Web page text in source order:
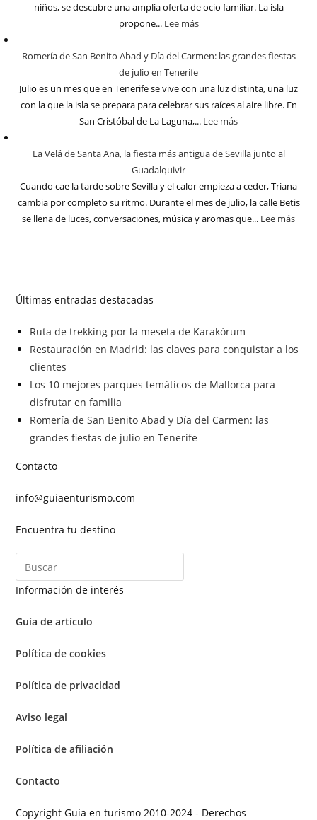
niños, se descubre una amplia oferta de ocio familiar. La isla
propone... Lee más
Romería de San Benito Abad y Día del Carmen: las grandes fiestas
de julio en Tenerife
Julio es un mes que en Tenerife se vive con una luz distinta, una luz
con la que la isla se prepara para celebrar sus raíces al aire libre. En
San Cristóbal de La Laguna,... Lee más
La Velá de Santa Ana, la fiesta más antigua de Sevilla junto al
Guadalquivir
Cuando cae la tarde sobre Sevilla y el calor empieza a ceder, Triana
cambia por completo su ritmo. Durante el mes de julio, la calle Betis
se llena de luces, conversaciones, música y aromas que... Lee más
Últimas entradas destacadas
Ruta de trekking por la meseta de Karakórum
Restauración en Madrid: las claves para conquistar a los
clientes
Los 10 mejores parques temáticos de Mallorca para
disfrutar en familia
Romería de San Benito Abad y Día del Carmen: las
grandes fiestas de julio en Tenerife
Contacto
info@guiaenturismo.com
Encuentra tu destino
Información de interés
Guía de artículo
Política de cookies
Política de privacidad
Aviso legal
Política de afiliación
Contacto
Copyright Guía en turismo 2010-2024 - Derechos